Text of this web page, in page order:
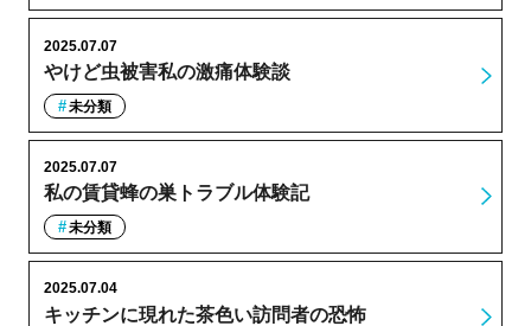
やけど虫被害私の激痛体験談
2025.07.07
未分類
私の賃貸蜂の巣トラブル体験記
2025.07.07
未分類
キッチンに現れた茶色い訪問者の恐怖
2025.07.04